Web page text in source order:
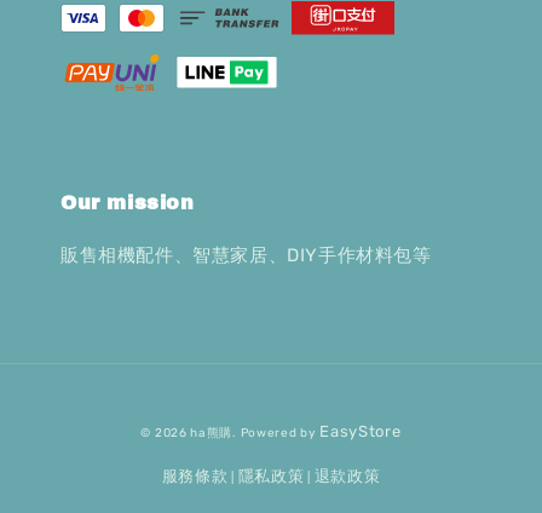
Our mission
販售相機配件、智慧家居、DIY手作材料包等
© 2026 ha熊購. Powered by EasyStore
服務條款 隱私政策 退款政策